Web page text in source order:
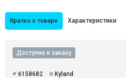
Кратко о товаре Характеристики
Доступно к заказу
6158682 Kyland